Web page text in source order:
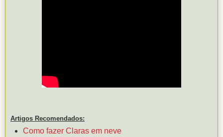
Artigos Recomendados:
Como fazer Claras em neve